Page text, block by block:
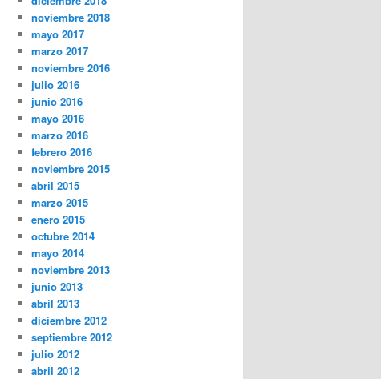
noviembre 2018
mayo 2017
marzo 2017
noviembre 2016
julio 2016
junio 2016
mayo 2016
marzo 2016
febrero 2016
noviembre 2015
abril 2015
marzo 2015
enero 2015
octubre 2014
mayo 2014
noviembre 2013
junio 2013
abril 2013
diciembre 2012
septiembre 2012
julio 2012
abril 2012